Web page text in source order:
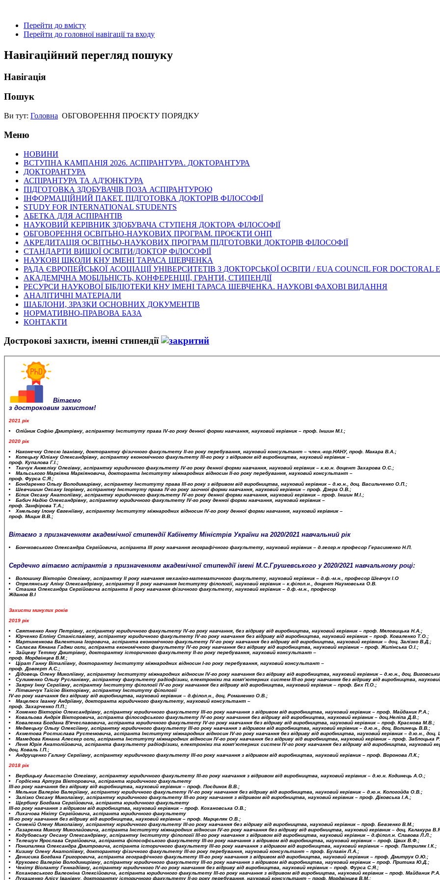
Перейти до вмісту
Перейти до головної навігації та входу
Навігаційний перегляд пошуку
Навігація
Пошук
Ви тут: Головна ОБГОВОРЕННЯ ПРОЄКТУ ПОРЯДКУ
Меню
НОВИНИ
ВСТУПНА КАМПАНІЯ 2026. АСПІРАНТУРА. ДОКТОРАНТУРА
ДОКТОРАНТУРА
АСПІРАНТУРА ТА АД'ЮНКТУРА
ПІДГОТОВКА ЗДОБУВАЧІВ ПОЗА АСПІРАНТУРОЮ
ІНФОРМАЦІЙНИЙ ПАКЕТ. ПІДГОТОВКА ДОКТОРІВ ФІЛОСОФІЇ
STUDY FOR INTERNATIONAL STUDENTS
АБЕТКА ДЛЯ АСПІРАНТІВ
НАУКОВИЙ КЕРІВНИК ЗДОБУВАЧА СТУПЕНЯ ДОКТОРА ФІЛОСОФІЇ
ОБГОВОРЕННЯ ОСВІТЬНО-НАУКОВИХ ПРОГРАМ. ПРОЄКТИ ОНП
АКРЕДИТАЦІЯ ОСВІТНЬО-НАУКОВИХ ПРОГРАМ ПІДГОТОВКИ ДОКТОРІВ ФІЛОСОФІЇ
СТАНДАРТИ ВИЩОЇ ОСВІТИ/ДОКТОР ФіЛОСОФІЇ
НАУКОВІ ШКОЛИ КНУ ІМЕНІ ТАРАСА ШЕВЧЕНКА
РАДА ЄВРОПЕЙСЬКОЇ АСОЦІАЦІЇ УНІВЕРСИТЕТІВ З ДОКТОРСЬКОЇ ОСВІТИ / EUA COUNCIL FOR DOCTORAL
АКАДЕМІЧНА МОБІЛЬНІСТЬ, КОНФЕРЕНЦІЇ, ГРАНТИ, СТИПЕНДІЇ
РЕСУРСИ НАУКОВОЇ БІБЛІОТЕКИ КНУ ІМЕНІ ТАРАСА ШЕВЧЕНКА. НАУКОВІ ФАХОВІ ВИДАННЯ
АНАЛІТИЧНІ МАТЕРІАЛИ
ШАБЛОНИ, ЗРАЗКИ ОСНОВНИХ ДОКУМЕНТІВ
НОРМАТИВНО-ПРАВОВА БАЗА
КОНТАКТИ
Дострокові захисти, іменні стипендії